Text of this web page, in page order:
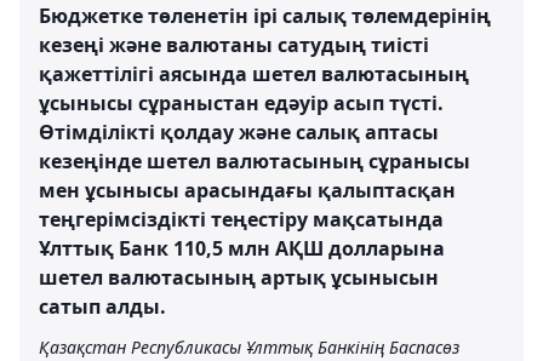
Бюджетке төленетін ірі салық төлемдерінің
кезеңі және валютаны сатудың тиісті
қажеттілігі аясында шетел валютасының
ұсынысы сұраныстан едәуір асып түсті.
Өтімділікті қолдау және салық аптасы
кезеңінде шетел валютасының сұранысы
мен ұсынысы арасындағы қалыптасқан
теңгерімсіздікті теңестіру мақсатында
Ұлттық Банк 110,5 млн АҚШ долларына
шетел валютасының артық ұсынысын
сатып алды.
Қазақстан Республикасы Ұлттық Банкінің Баспасөз